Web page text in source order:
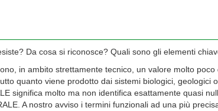
Da cosa si riconosce? Quali sono gli elementi
in ambito strettamente tecnico, un valore molto
quanto viene prodotto dai sistemi biologici, geologici
significa molto ma non identifica esattamente quasi
A nostro avviso i termini funzionali ad una più